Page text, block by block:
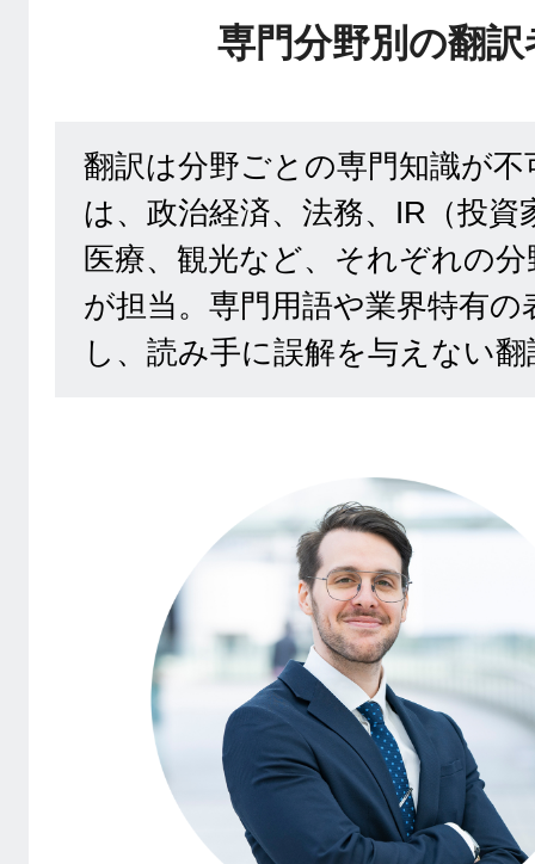
専門分野別の翻
翻訳は分野ごとの専門知識が
は、政治経済、法務、IR（投資
医療、観光など、それぞれの
が担当。専門用語や業界特有
し、読み手に誤解を与えない